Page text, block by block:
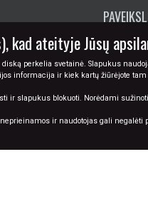
© 2026 Tapyba.info
kad ateityje Jūsų
perkelia svetainė. Slapukus
informacija ir kiek kartų žiūrėjote
slapukus blokuoti. Norėdami
ir naudotojas gali